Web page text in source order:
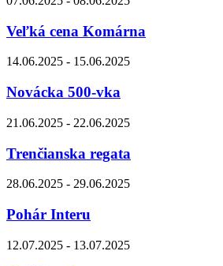
Veľká cena Komárna
14.06.2025 - 15.06.2025
Novácka 500-vka
21.06.2025 - 22.06.2025
Trenčianska regata
28.06.2025 - 29.06.2025
Pohár Interu
12.07.2025 - 13.07.2025